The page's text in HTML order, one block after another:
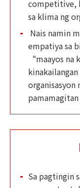
competitive,
sa klima ng
Nais namin
empatiya sa
“maayos
organisasyon
Sa pagtingin